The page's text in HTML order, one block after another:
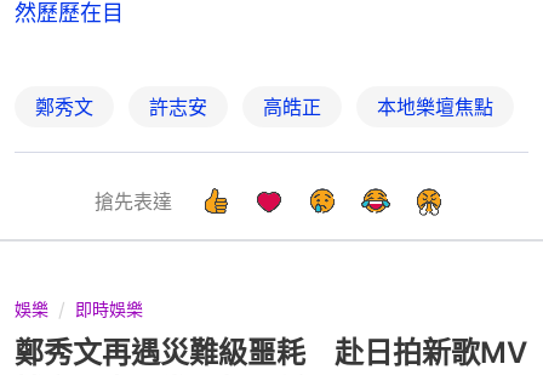
然歷歷在目
鄭秀文 許志安 高皓正 本地樂壇焦點
搶先表達
娛樂 即時娛樂
鄭秀文再遇災難級噩耗 赴日拍新歌MV